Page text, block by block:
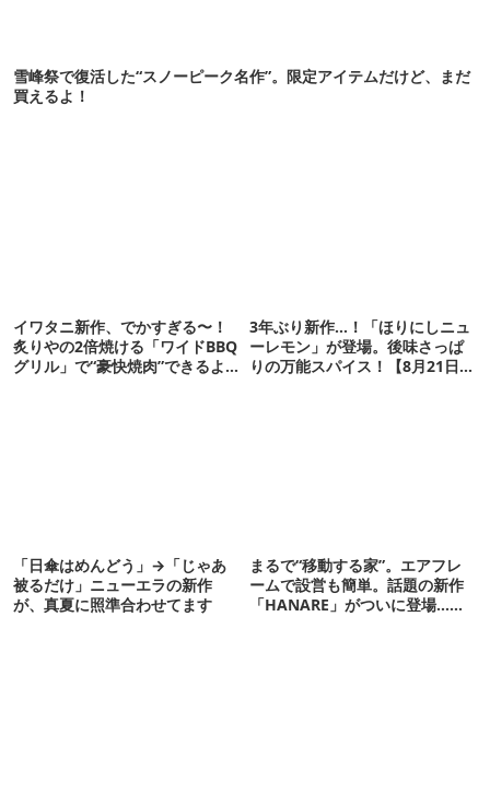
雪峰祭で復活した“スノーピーク名作”。限定アイテムだけど、まだ
買えるよ！
イワタニ新作、でかすぎる〜！
炙りやの2倍焼ける「ワイドBBQ
グリル」で“豪快焼肉”できるよ
3年ぶり新作…！「ほりにしニュ
ーレモン」が登場。後味さっぱ
りの万能スパイス！【8月21日発
「日傘はめんどう」→「じゃあ
被るだけ」ニューエラの新作
が、真夏に照準合わせてます
まるで“移動する家”。エアフレ
ームで設営も簡単。話題の新作
「HANARE」がついに登場…！